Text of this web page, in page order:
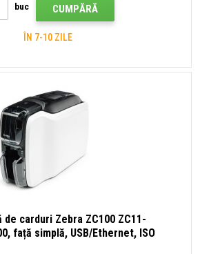
buc CUMPĂRĂ
ÎN 7-10 ZILE
de carduri Zebra ZC100 ZC11-
față simplă, USB/Ethernet, ISO